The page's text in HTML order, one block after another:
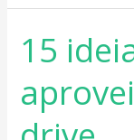
15
15
ideias
para
aproveitar